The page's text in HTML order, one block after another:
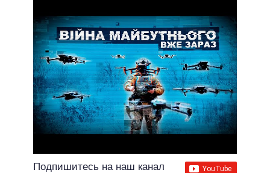
Подпишитесь на наш канал